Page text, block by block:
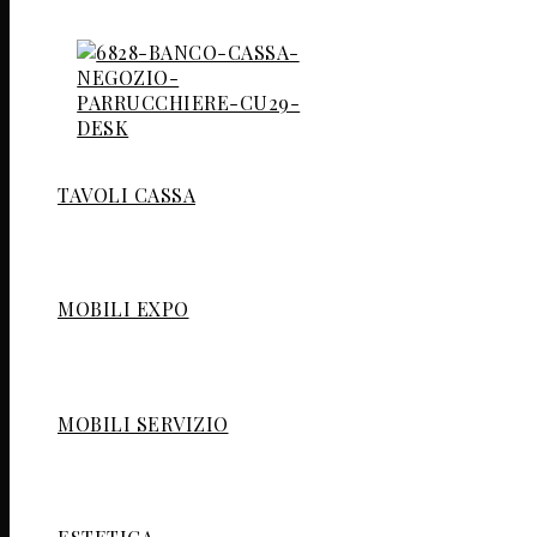
TAVOLI CASSA
MOBILI EXPO
MOBILI SERVIZIO